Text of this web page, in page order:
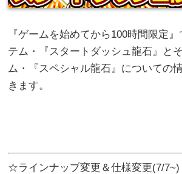
『ゲームを始めてから100時間限定
テム・『スタートダッシュ龍石』と
ム・『スペシャル龍石』についての
きます。
☆ラインナップ変更＆仕様変更(7/7~)